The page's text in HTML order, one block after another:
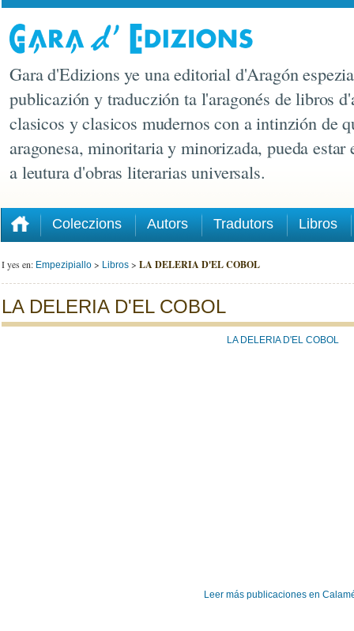
Gara d'Edizions ye una editorial d'Aragón
publicazión y traduczión ta l'aragonés de libros
clasicos y clasicos mudernos con a intinzión de
aragonesa, minoritaria y minorizada, pueda estar
a leutura d'obras literarias universals.
Coleczions Autors Tradutors Libros
I yes en: Empezipiallo > Libros > LA DELERIA D'EL COBOL
LA DELERIA D'EL COBOL
LA DELERIA D'EL COBOL
Leer más publicaciones en